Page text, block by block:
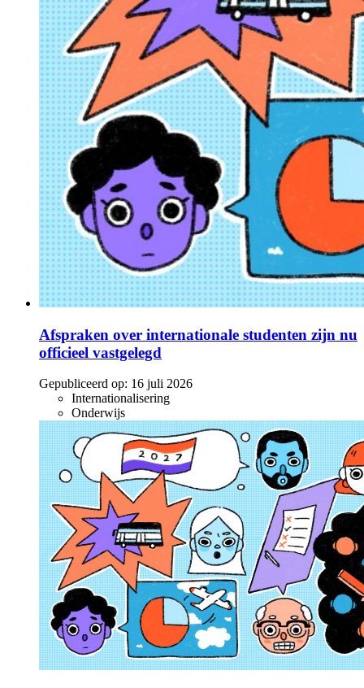
Afspraken over internationale studenten zijn nu
officieel vastgelegd
Gepubliceerd op: 16 juli 2026
Internationalisering
Onderwijs